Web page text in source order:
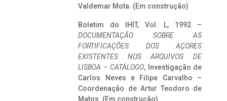
Valdemar Mota. (Em construção)
Boletim do IHIT, Vol. L, 1992 –
DOCUMENTAÇÃO SOBRE AS
FORTIFICAÇÕES DOS AÇORES
EXISTENTES NOS ARQUIVOS DE
LISBOA – CATÁLOGO, Investigação de
Carlos Neves e Filipe Carvalho –
Coordenação de Artur Teodoro de
Matos. (Em construção)